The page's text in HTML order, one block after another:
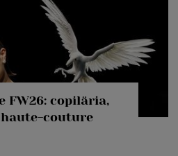
FW26: copilăria,
couture